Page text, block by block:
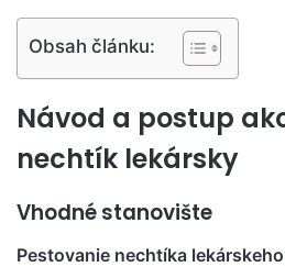
Obsah článku:
Návod a postup
nechtík lekársky
Vhodné stanovište
Pestovanie nechtíka